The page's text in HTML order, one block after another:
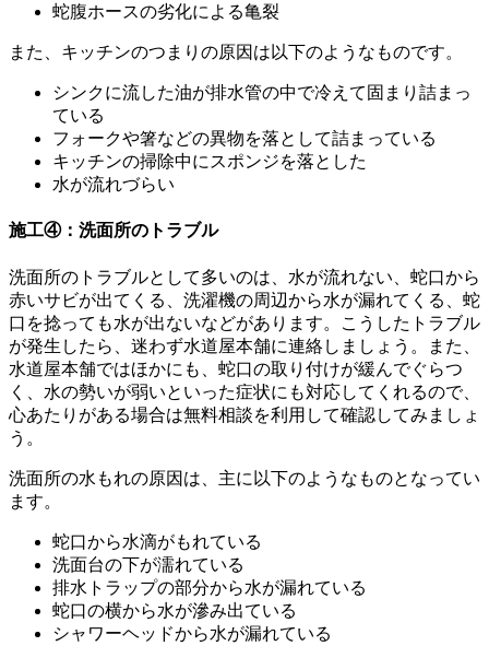
蛇腹ホースの劣化による亀裂
また、キッチンのつまりの原因は以下のようなものです。
シンクに流した油が排水管の中で冷えて固まり詰まっ
ている
フォークや箸などの異物を落として詰まっている
キッチンの掃除中にスポンジを落とした
水が流れづらい
施工④：洗面所のトラブル
洗面所のトラブルとして多いのは、水が流れない、蛇口から
赤いサビが出てくる、洗濯機の周辺から水が漏れてくる、蛇
口を捻っても水が出ないなどがあります。こうしたトラブル
が発生したら、迷わず水道屋本舗に連絡しましょう。また、
水道屋本舗ではほかにも、蛇口の取り付けが緩んでぐらつ
く、水の勢いが弱いといった症状にも対応してくれるので、
心あたりがある場合は無料相談を利用して確認してみましょ
う。
洗面所の水もれの原因は、主に以下のようなものとなってい
ます。
蛇口から水滴がもれている
洗面台の下が濡れている
排水トラップの部分から水が漏れている
蛇口の横から水が滲み出ている
シャワーヘッドから水が漏れている